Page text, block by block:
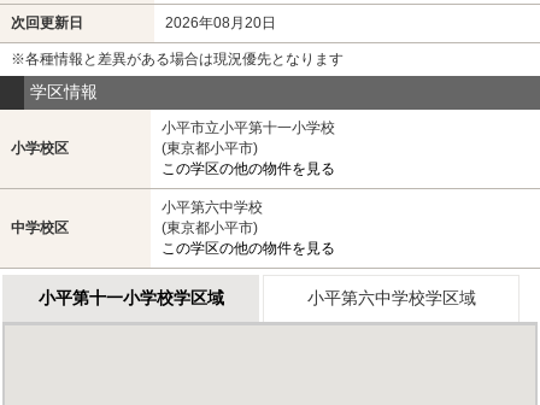
次回更新日 2026年08月20日
※各種情報と差異がある場合は現況優先となります
学区情報
小学校区
小平市立小平第十一小学校
(東京都小平市)
この学区の他の物件を見る
中学校区
小平第六中学校
(東京都小平市)
この学区の他の物件を見る
小平第十一小学校学区域 小平第六中学校学区域